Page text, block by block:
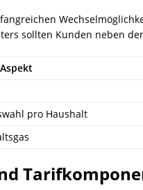
sollten Kunden neben
Aspekt
pro Haushalt